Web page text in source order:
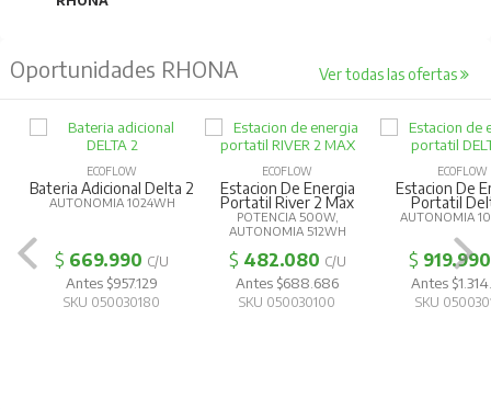
Oportunidades RHONA Ver todas las ofertas
ECOFLOW
Bateria Adicional Delta 2
AUTONOMIA 1024WH
$ 669.990 C/U
Antes $957.129
SKU 050030180
ECOFLOW
Estacion De Energia
Portatil River 2 Max
POTENCIA 500W,
AUTONOMIA 512WH
$ 482.080 C/U
Antes $688.686
SKU 050030100
ECOFLOW
Estacion De
Portatil
AUTONOMIA
$ 919.990
Antes
SKU